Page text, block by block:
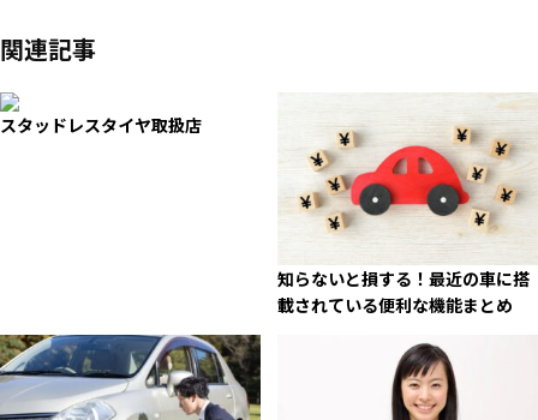
関連記事
スタッドレスタイヤ取扱店
知らないと損する！最近の車に搭
載されている便利な機能まとめ